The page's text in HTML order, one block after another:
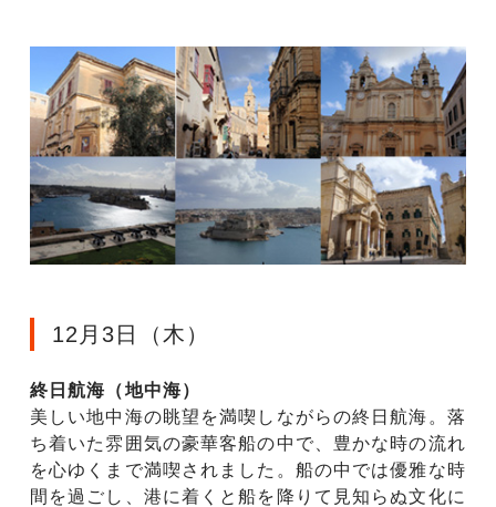
12月3日（木）
終日航海（地中海）
美しい地中海の眺望を満喫しながらの終日航海。落
ち着いた雰囲気の豪華客船の中で、豊かな時の流れ
を心ゆくまで満喫されました。船の中では優雅な時
間を過ごし、港に着くと船を降りて見知らぬ文化に